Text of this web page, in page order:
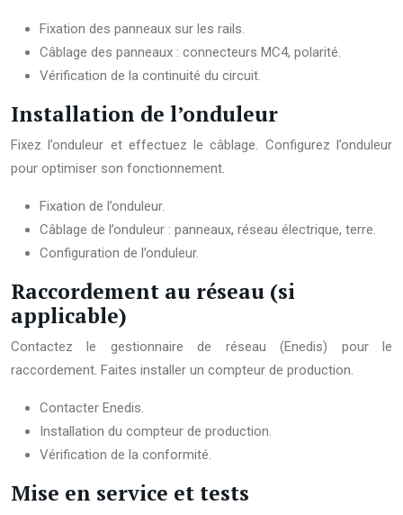
Fixation des panneaux sur les rails.
Câblage des panneaux : connecteurs MC4, polarité.
Vérification de la continuité du circuit.
Installation de l’onduleur
Fixez l’onduleur et effectuez le câblage. Configurez l’onduleur
pour optimiser son fonctionnement.
Fixation de l’onduleur.
Câblage de l’onduleur : panneaux, réseau électrique, terre.
Configuration de l’onduleur.
Raccordement au réseau (si
applicable)
Contactez le gestionnaire de réseau (Enedis) pour le
raccordement. Faites installer un compteur de production.
Contacter Enedis.
Installation du compteur de production.
Vérification de la conformité.
Mise en service et tests